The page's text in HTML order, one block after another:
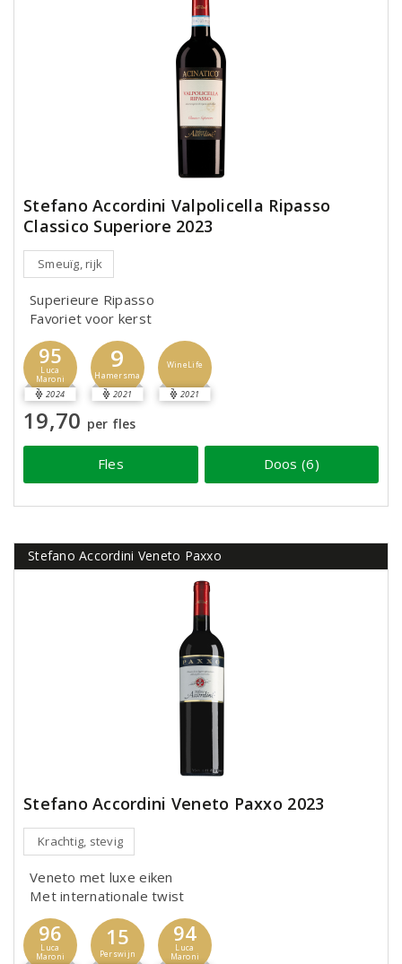
Stefano Accordini Valpolicella Ripasso
Classico Superiore 2023
Smeuïg, rijk
Superieure Ripasso
Favoriet voor kerst
95
Luca
Maroni
2024
9
Hamersma
2021
WineLife
2021
19,70 per fles
Fles Doos (6)
Stefano Accordini Veneto Paxxo
Stefano Accordini Veneto Paxxo 2023
Krachtig, stevig
Veneto met luxe eiken
Met internationale twist
96
Luca
Maroni
15
Perswijn
94
Luca
Maroni